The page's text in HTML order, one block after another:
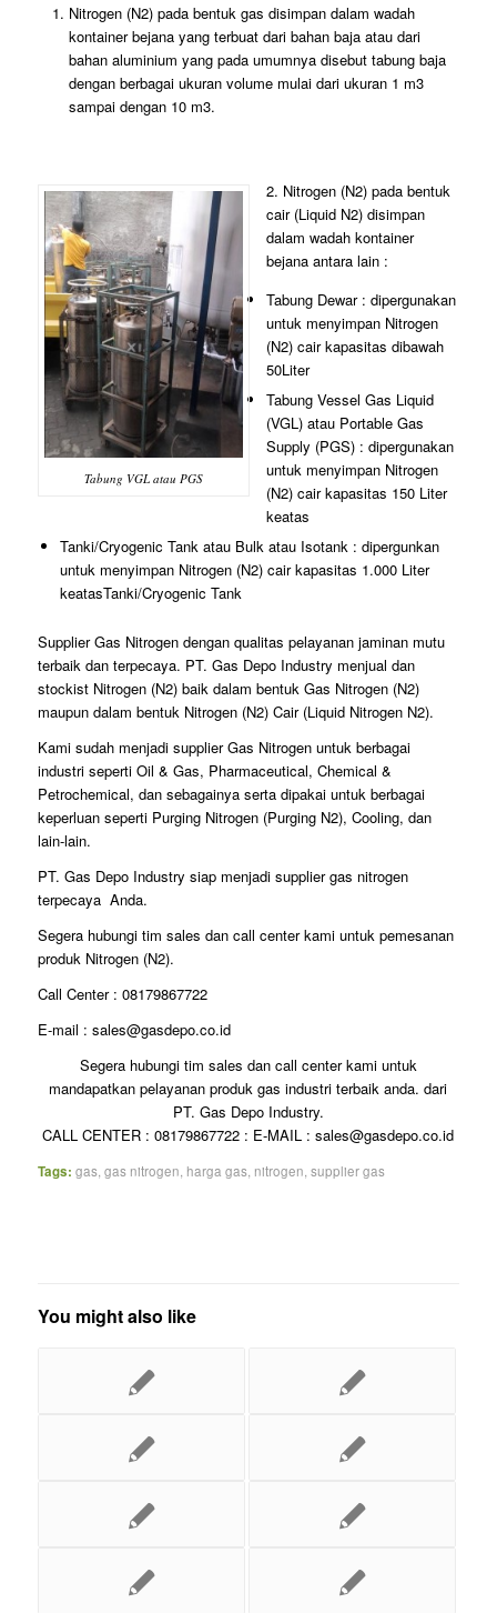
Nitrogen (N2) pada bentuk gas disimpan dalam wadah
kontainer bejana yang terbuat dari bahan baja atau dari
bahan aluminium yang pada umumnya disebut tabung baja
dengan berbagai ukuran volume mulai dari ukuran 1 m3
sampai dengan 10 m3.
Tabung VGL atau PGS
2. Nitrogen (N2) pada bentuk
cair (Liquid N2) disimpan
dalam wadah kontainer
bejana antara lain :
Tabung Dewar : dipergunakan
untuk menyimpan Nitrogen
(N2) cair kapasitas dibawah
50Liter
Tabung Vessel Gas Liquid
(VGL) atau Portable Gas
Supply (PGS) : dipergunakan
untuk menyimpan Nitrogen
(N2) cair kapasitas 150 Liter
keatas
Tanki/Cryogenic Tank atau Bulk atau Isotank : dipergunkan
untuk menyimpan Nitrogen (N2) cair kapasitas 1.000 Liter
keatasTanki/Cryogenic Tank
Supplier Gas Nitrogen dengan qualitas pelayanan jaminan mutu
terbaik dan terpecaya. PT. Gas Depo Industry menjual dan
stockist Nitrogen (N2) baik dalam bentuk Gas Nitrogen (N2)
maupun dalam bentuk Nitrogen (N2) Cair (Liquid Nitrogen N2).
Kami sudah menjadi supplier Gas Nitrogen untuk berbagai
industri seperti Oil & Gas, Pharmaceutical, Chemical &
Petrochemical, dan sebagainya serta dipakai untuk berbagai
keperluan seperti Purging Nitrogen (Purging N2), Cooling, dan
lain-lain.
PT. Gas Depo Industry siap menjadi supplier gas nitrogen
terpecaya Anda.
Segera hubungi tim sales dan call center kami untuk pemesanan
produk Nitrogen (N2).
Call Center : 08179867722
E-mail : sales@gasdepo.co.id
Segera hubungi tim sales dan call center kami untuk
mandapatkan pelayanan produk gas industri terbaik anda. dari
PT. Gas Depo Industry.
CALL CENTER : 08179867722 : E-MAIL : sales@gasdepo.co.id
Tags: gas,gas nitrogen, harga gas, nitrogen,supplier gas
You might also like